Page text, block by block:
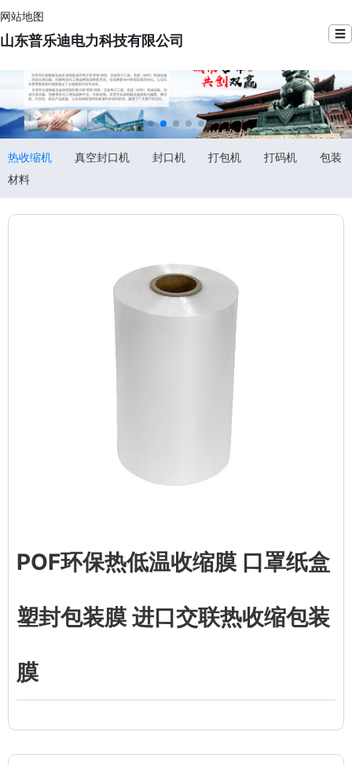
网站地图
山东普乐迪电力科技有限公司 ☰
热收缩机 真空封口机 封口机 打包机 打码机
包装
材料
POF环保热低温收缩膜 口罩纸盒
塑封包装膜 进口交联热收缩包装
膜